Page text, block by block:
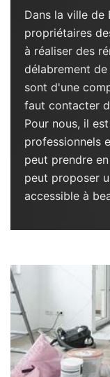
Dans la ville de
propriétaires
à réaliser des
délabrement
sont d'une
faut contacter
Pour nous, il
professionnels
peut prendre
peut proposer
accessible à